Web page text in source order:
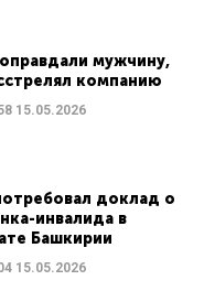
мужчину,
компанию
15.05.2026
доклад о
инвалида в
Башкирии
15.05.2026